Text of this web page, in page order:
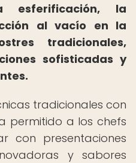
esferificación, la
al vacío en la
tradicionales,
sofisticadas y
tradicionales con
permitido a los chefs
con presentaciones
y sabores